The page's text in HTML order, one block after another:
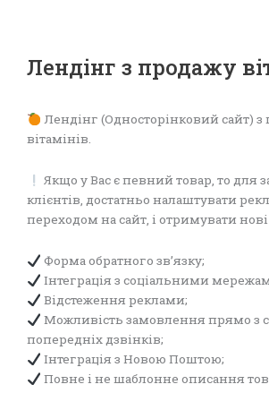
Лендінг з продажу
Лендінг (Односторінковий сайт) з
вітамінів.
Якщо у Вас є певний товар, то для
клієнтів, достатньо налаштувати
переходом на сайт, і отримувати
Форма обратного зв’язку;
Інтеграція з соціальними
Відстеження реклами;
Можливість замовлення прямо з
попередніх дзвінків;
Інтеграція з Новою Поштою;
Повне і не шаблонне описання